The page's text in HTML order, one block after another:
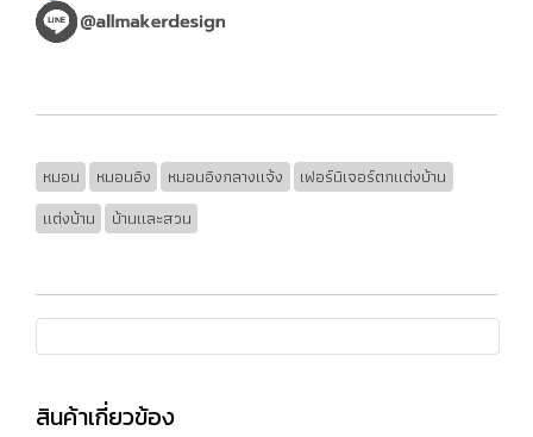
หมอน หมอนอิง หมอนอิงกลางแจ้ง
เฟอร์นิเจอร์ตกแต่งบ้าน
แต่งบ้าน
บ้านและสวน
สินค้าเกี่ยวข้อง